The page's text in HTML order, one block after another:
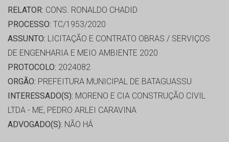
RELATOR: CONS. RONALDO CHADID
PROCESSO: TC/1953/2020
ASSUNTO: LICITAÇÃO E CONTRATO OBRAS / SERVIÇOS
DE ENGENHARIA E MEIO AMBIENTE 2020
PROTOCOLO: 2024082
ORGÃO: PREFEITURA MUNICIPAL DE BATAGUASSU
INTERESSADO(S): MORENO E CIA CONSTRUÇÃO CIVIL
LTDA - ME, PEDRO ARLEI CARAVINA
ADVOGADO(S): NÃO HÁ